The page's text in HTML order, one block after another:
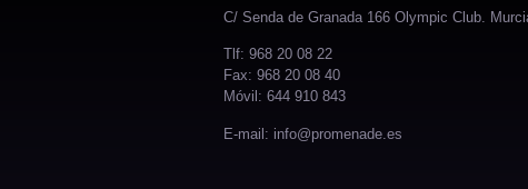
C/ Senda de Granada 166 Olympic Club.
Tlf: 968 20 08 22
Fax: 968 20 08 40
Móvil: 644 910 843
E-mail: info@promenade.es